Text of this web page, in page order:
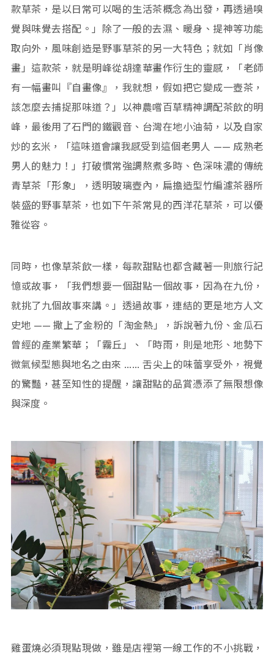
款草茶，是以日常可以喝的生活茶概念為出發，再透過嗅
覺與味覺去搭配。」除了一般的去濕、暖身、提神等功能
取向外，風味創造是野事草茶的另一大特色；就如「肖像
畫」這款茶，就是明峰從胡達華畫作衍生的靈感，「老師
有一幅畫叫『自畫像』，我就想，假如把它變成一壺茶，
該怎麼去捕捉那味道？」以神農嚐百草精神調配茶飲的明
峰，最後用了石門的鐵觀音、台灣在地小油菊，以及自家
炒的玄米，「這味道會讓我感受到這個老男人 —— 成熟老
男人的魅力！」打破慣常強調熬煮多時、色深味濃的傳統
青草茶「形象」，透明玻璃壺內，扁擔造型竹編濾茶器所
裝盛的野事草茶，也如下午茶常見的西洋花草茶，可以優
雅從容。
同時，也像草茶飲一樣，每款甜點也都含藏著一則旅行記
憶或故事，「我們想要一個甜點一個故事，因為在九份，
就挑了九個故事來講。」透過故事，連結的更是地方人文
史地 —— 撒上了金粉的「淘金熱」，訴說著九份、金瓜石
曾經的產業繁華；「霧丘」、「時雨，則是地形、地勢下
微氣候型態與地名之由來 …… 舌尖上的味蕾享受外，視覺
的驚豔，甚至知性的提醒，讓甜點的品賞憑添了無限想像
與深度。
雞蛋燒必須現點現做，雖是店裡第一線工作的不小挑戰，